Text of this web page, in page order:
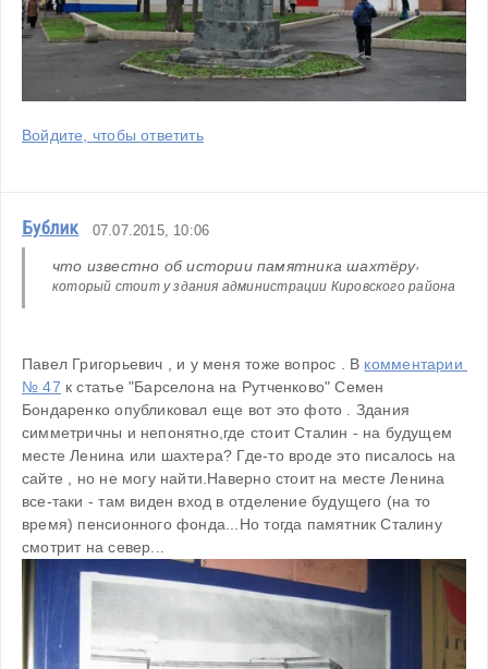
Войдите, чтобы ответить
Бублик 07.07.2015, 10:06
что известно об истории памятника шахтёру,
который стоит у здания администрации Кировского района
Павел Григорьевич , и у меня тоже вопрос . В комментарии
№ 47 к статье "Барселона на Рутченково" Семен
Бондаренко опубликовал еще вот это фото . Здания
симметричны и непонятно,где стоит Сталин - на будущем
месте Ленина или шахтера? Где-то вроде это писалось на
сайте , но не могу найти.Наверно стоит на месте Ленина
все-таки - там виден вход в отделение будущего (на то
время) пенсионного фонда...Но тогда памятник Сталину
смотрит на север...